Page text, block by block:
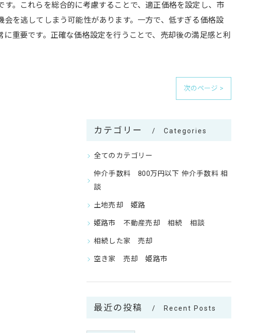
。これらを総合的に考慮することで、適正価格を設定し、市
を逃してしまう可能性があります。一方で、低すぎる価格設
重要です。正確な価格設定を行うことで、売却後の満足感と利
次のページ >
カテゴリー Categories
全てのカテゴリー
仲介手数料 800万円以下 仲介手数料 相
談
土地売却 姫路
姫路市 不動産売却 相続 相談
相続した家 売却
空き家 売却 姫路市
最近の投稿 Recent Posts